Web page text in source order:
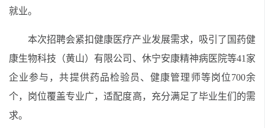
就业。
本次招聘会紧扣健康医疗产业发展需求，吸引了国药健
康生物科技（黄山）有限公司、休宁安康精神病医院等41家
企业参与，共提供药品检验员、健康管理师等岗位700余
个，岗位覆盖专业广，适配度高，充分满足了毕业生们的需
求。